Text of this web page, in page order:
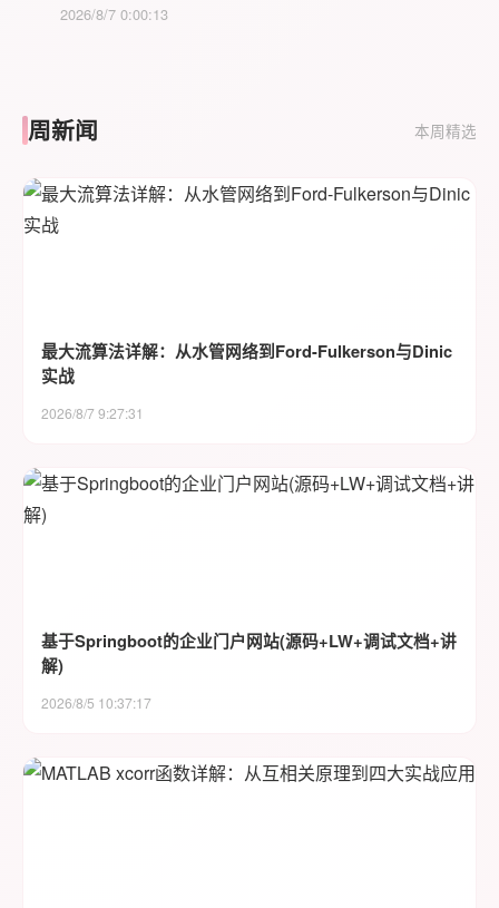
2026/8/7 0:00:13
周新闻 本周精选
最大流算法详解：从水管网络到Ford-Fulkerson与Dinic
实战
2026/8/7 9:27:31
基于Springboot的企业门户网站(源码+LW+调试文档+讲
解)
2026/8/5 10:37:17